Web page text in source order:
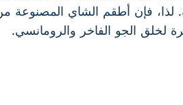
لذا، فإن أطقم الشاي المصنوعة
لخلق الجو الفاخر والرومانسي.